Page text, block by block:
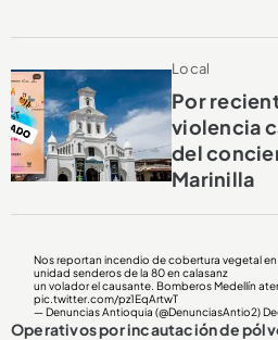
Local
Por
violencia
del
Marinilla
Nos reportan incendio de cobertura vegetal
unidad senderos de la 80 en calasanz
un volador el causante. Bomberos Medellín
pic.twitter.com/pz1EqArtwT
— Denuncias Antioquia (@DenunciasAntio2)
Operativos por incautación de